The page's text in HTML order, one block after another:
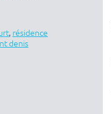
, résidence
denis